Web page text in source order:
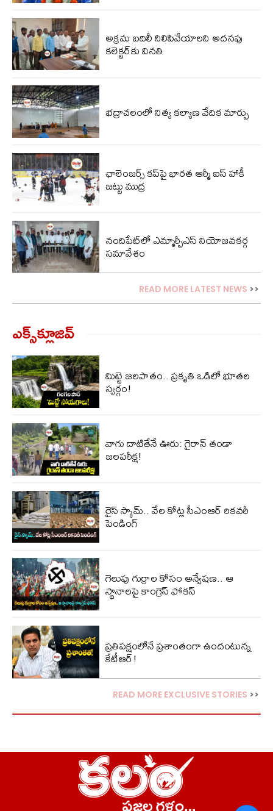
అక్రమ బదిలీ నిలిపివేయాలని అదనపు
కలెక్టర్‌కు వినతి
భద్రాచలంలో నిత్య కల్యాణ వేదిక మార్పు
ఛాలెంజర్స్ కప్‌పై భారత ఆర్మీ ఐస్ హాకీ
జట్టు ముద్ర
నందిపేట్‌లో ఎమ్మార్పీఎస్ నియోజవకర్గ
సమావేశం
READ MORE LATEST NEWS >>
ఎక్స్‌క్లూజివ్‌
మిట్టె జలపాతం.. ప్రకృతి ఒడిలో భూతల
స్వర్గం!
వాగు దాటితేనే ఊరు: గైరాన్ తండా
జలపరీక్ష!
రైస్ స్కామ్.. వేల కోట్ల‌ సీఎంఆర్ రికవరీ
పెండింగ్
గెలుపు గుర్రాల కోసం అన్వేషణ.. ఆ
స్థానాలపై కాంగ్రెస్ ఫోకస్
ప్ర‌తిప‌క్షంలోనే ప్ర‌శాంతంగా ఉందంటున్న
కేటీఆర్!
READ MORE EXCLUSIVE STORIES >>